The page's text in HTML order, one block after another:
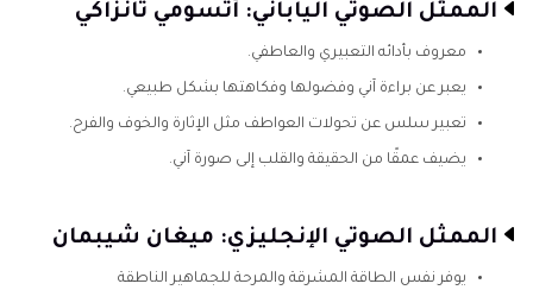
الممثل الصوتي الياباني: أتسومي تانزاكي
معروف بأدائه التعبيري والعاطفي.
يعبر عن براءة آني وفضولها وفكاهتها بشكل طبيعي.
تعبير سلس عن تحولات العواطف مثل الإثارة والخوف والفرح.
يضيف عمقًا من الحقيقة والقلب إلى صورة آني.
الممثل الصوتي الإنجليزي: ميغان شيبمان
يوفر نفس الطاقة المشرقة والمرحة للجماهير الناطقة